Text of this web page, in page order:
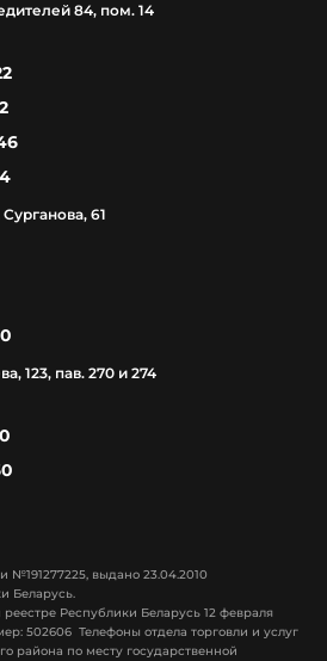
84, пом. 14
61
123, пав. 270 и 274
№191277225, выдано 23.04.2010
Беларусь.
Республики Беларусь 12 февраля
502606 Телефоны отдела торговли и услуг
района по месту государственной